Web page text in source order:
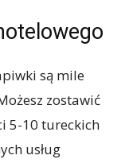
są mile
zostawić
5-10 tureckich
usług